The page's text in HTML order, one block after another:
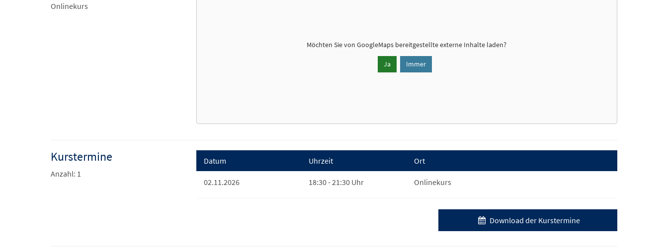
Onlinekurs
Möchten Sie vonGoogleMaps bereitgestellte externe Inhalte laden?
Ja Immer
Kurstermine
Anzahl: 1
Datum Uhrzeit Ort
02.11.2026 18:30 - 21:30 Uhr Onlinekurs
Download der Kurstermine